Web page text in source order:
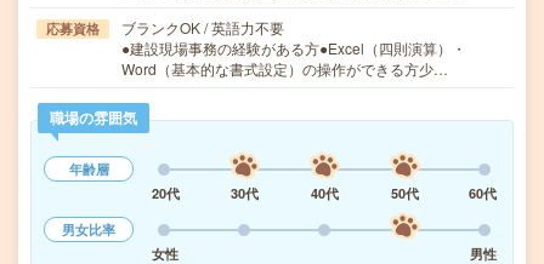
応募資格
ブランクOK / 英語力不要
●建設現場事務の経験がある方●Excel（四則演算）・
Word（基本的な書式設定）の操作ができる方少…
職場の雰囲気
年齢層
20代
30代 40代 50代
60代
男女比率
女性
男性